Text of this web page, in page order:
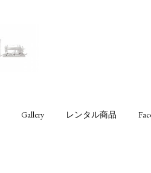
Gallery レンタル商品